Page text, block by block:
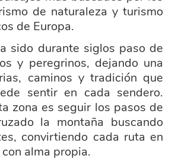
de naturaleza y turismo
de Europa.
sido durante siglos paso de
y peregrinos, dejando una
caminos y tradición que
sentir en cada sendero.
zona es seguir los pasos de
la montaña buscando
convirtiendo cada ruta en
alma propia.